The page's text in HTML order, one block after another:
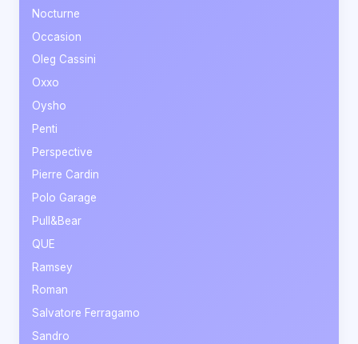
Nocturne
Occasion
Oleg Cassini
Oxxo
Oysho
Penti
Perspective
Pierre Cardin
Polo Garage
Pull&Bear
QUE
Ramsey
Roman
Salvatore Ferragamo
Sandro